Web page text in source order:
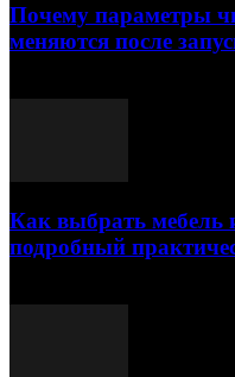
Почему параметры
меняются после
Как выбрать мебель
подробный